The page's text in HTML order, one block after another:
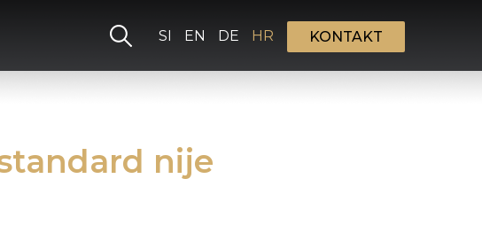
Izaberite vaš jezik
SI EN DE HR KONTAKT
nije